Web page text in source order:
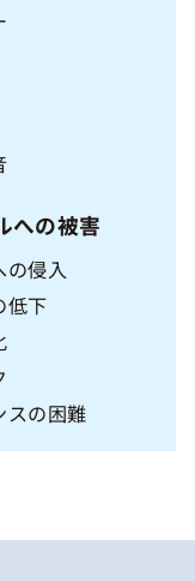
への被害
の侵入
低下
スの困難